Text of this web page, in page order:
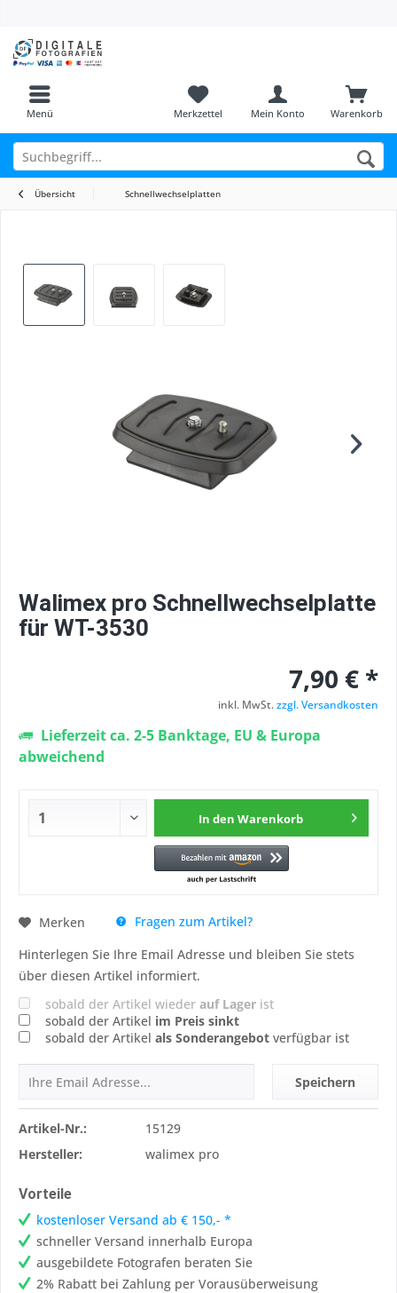
Menü Warenkorb
Merkzettel Mein Konto
Übersicht Schnellwechselplatten
Walimex pro Schnellwechselplatte
für WT-3530
7,90 € *
inkl. MwSt.zzgl. Versandkosten
Lieferzeit ca. 2-5 Banktage, EU & Europa
abweichend
In den Warenkorb
Merken
Fragen zum Artikel?
Hinterlegen Sie Ihre Email Adresse und bleiben Sie stets
über diesen Artikel informiert.
sobald der Artikel wieder auf Lager ist
sobald der Artikel im Preis sinkt
sobald der Artikel als Sonderangebot verfügbar ist
Speichern
Artikel-Nr.:
15129
Hersteller:
walimex pro
Vorteile
kostenloser Versand ab € 150,- *
schneller Versand innerhalb Europa
ausgebildete Fotografen beraten Sie
2% Rabatt bei Zahlung per Vorausüberweisung